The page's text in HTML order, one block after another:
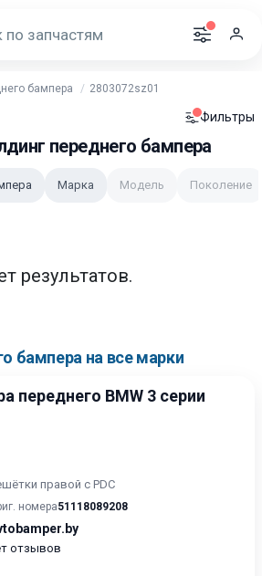
бампера 2803072sz01
Фильтры
переднего бампера
Марка Модель Поколение
результатов.
бампера на все марки
переднего BMW 3 серии
правой с PDC
номера51118089208
отзывов